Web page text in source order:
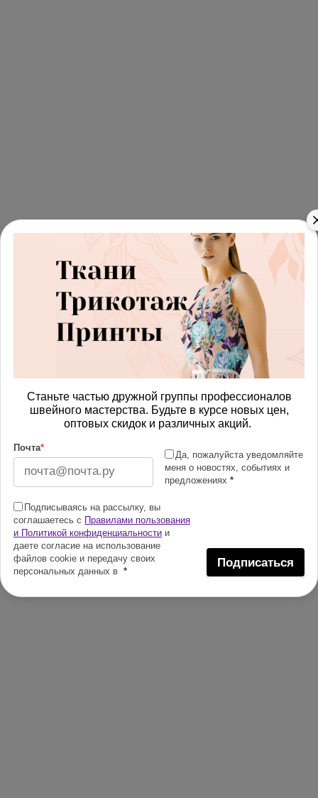
Станьте частью дружной группы профессионалов
швейного мастерства. Будьте в курсе новых цен,
оптовых скидок и различных акций.
Почта*
Да, пожалуйста уведомляйте
меня о новостях, событиях и
предложениях *
Подписываясь на рассылку, вы
соглашаетесь с Правилами пользования
и Политикой конфиденциальности и
даете согласие на использование
файлов cookie и передачу своих
персональных данных в *
Подписаться